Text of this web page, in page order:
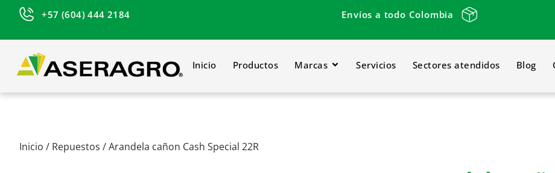
+57 (604) 444 2184 Envíos a todo Colombia
Inicio Productos Marcas Servicios Sectores atendidos Blog
Inicio / Repuestos / Arandela cañon Cash Special 22R